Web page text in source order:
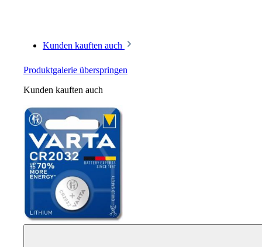
Kunden kauften auch
Produktgalerie überspringen
Kunden kauften auch